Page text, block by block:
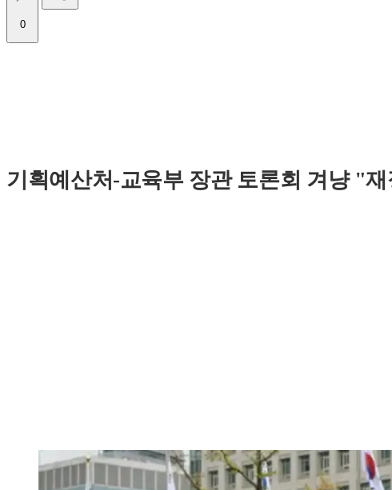
0
기획예산처-교육부 장관 토론회 겨냥 "